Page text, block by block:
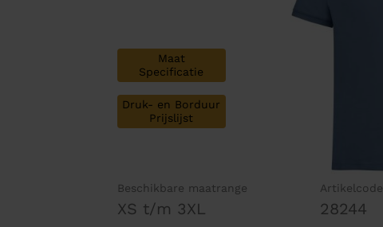
Maat
Specificatie
Druk- en Borduur
Prijslijst
Beschikbare maatrange
XS t/m 3XL
Artikelcode
28244